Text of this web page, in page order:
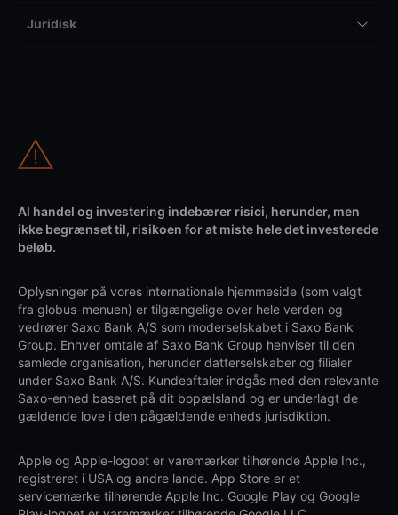
Juridisk
Al handel og investering indebærer risici, herunder, men
ikke begrænset til, risikoen for at miste hele det investerede
beløb.
Oplysninger på vores internationale hjemmeside (som valgt
fra globus-menuen) er tilgængelige over hele verden og
vedrører Saxo Bank A/S som moderselskabet i Saxo Bank
Group. Enhver omtale af Saxo Bank Group henviser til den
samlede organisation, herunder datterselskaber og filialer
under Saxo Bank A/S. Kundeaftaler indgås med den relevante
Saxo-enhed baseret på dit bopælsland og er underlagt de
gældende love i den pågældende enheds jurisdiktion.
Apple og Apple-logoet er varemærker tilhørende Apple Inc.,
registreret i USA og andre lande. App Store er et
servicemærke tilhørende Apple Inc. Google Play og Google